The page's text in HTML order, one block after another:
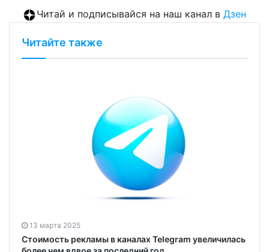
Читай и подписывайся на наш канал в Дзен
Читайте также
13 марта 2025
Стоимость рекламы в каналах Telegram увеличилась